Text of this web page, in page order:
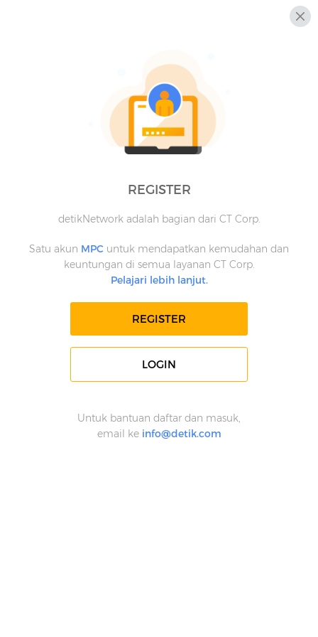
REGISTER
detikNetwork adalah bagian dari CT Corp.
Satu akun MPC untuk mendapatkan kemudahan dan
keuntungan di semua layanan CT Corp.
Pelajari lebih lanjut.
REGISTER
LOGIN
Untuk bantuan daftar dan masuk,
email ke info@detik.com